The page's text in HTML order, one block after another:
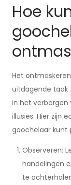
Hoe
Het
uitdagende taak
in het verbergen
illusies. Hier zijn
goochelaar kunt
Observeren:
handelingen
te